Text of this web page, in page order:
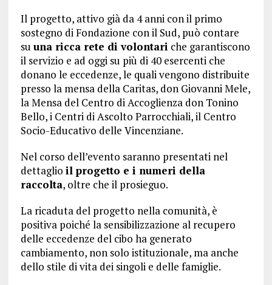
Il progetto, attivo già da 4 anni con il primo
sostegno di Fondazione con il Sud, può contare
su una ricca rete di volontari che garantiscono
il servizio e ad oggi su più di 40 esercenti che
donano le eccedenze, le quali vengono distribuite
presso la mensa della Caritas, don Giovanni Mele,
la Mensa del Centro di Accoglienza don Tonino
Bello, i Centri di Ascolto Parrocchiali, il Centro
Socio-Educativo delle Vincenziane.
Nel corso dell’evento saranno presentati nel
dettaglio il progetto e i numeri della
raccolta, oltre che il prosieguo.
La ricaduta del progetto nella comunità, è
positiva poiché la sensibilizzazione al recupero
delle eccedenze del cibo ha generato
cambiamento, non solo istituzionale, ma anche
dello stile di vita dei singoli e delle famiglie.